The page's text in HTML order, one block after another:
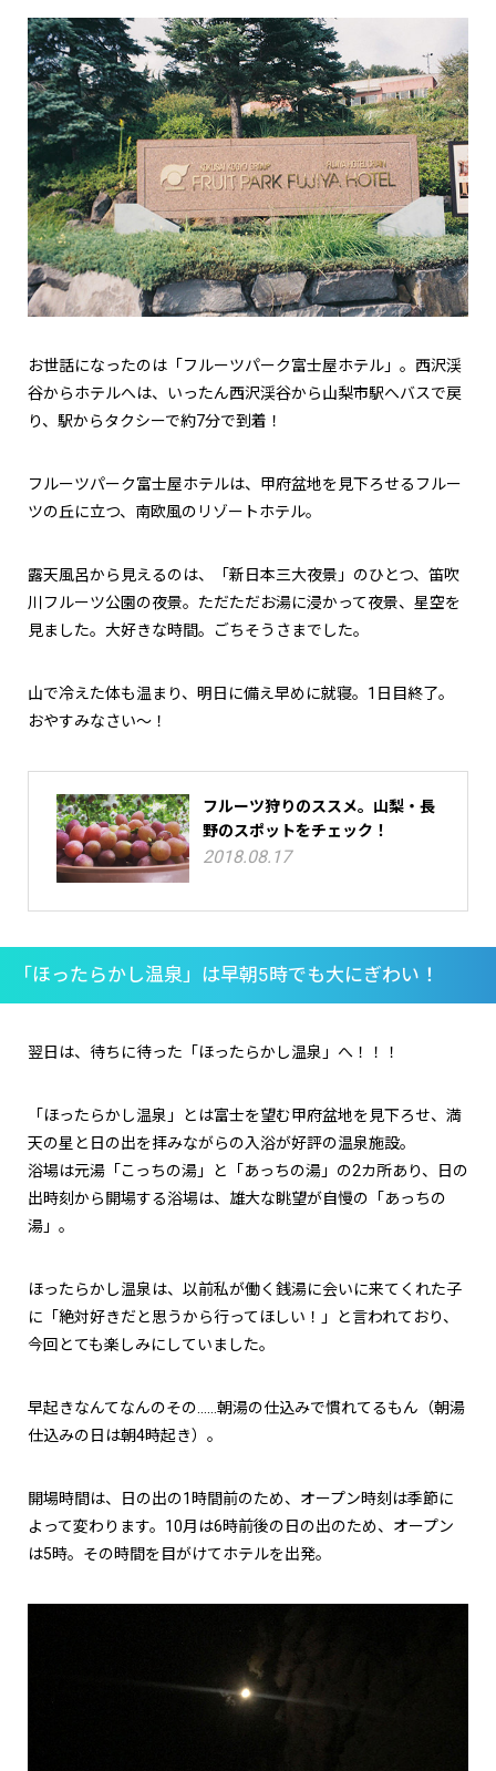
お世話になったのは「フルーツパーク富士屋ホテル」。西沢渓
谷からホテルへは、いったん西沢渓谷から山梨市駅へバスで戻
り、駅からタクシーで約7分で到着！
フルーツパーク富士屋ホテルは、甲府盆地を見下ろせるフルー
ツの丘に立つ、南欧風のリゾートホテル。
露天風呂から見えるのは、「新日本三大夜景」のひとつ、笛吹
川フルーツ公園の夜景。ただただお湯に浸かって夜景、星空を
見ました。大好きな時間。ごちそうさまでした。
山で冷えた体も温まり、明日に備え早めに就寝。1日目終了。
おやすみなさい～！
フルーツ狩りのススメ。山梨・長
野のスポットをチェック！
2018.08.17
「ほったらかし温泉」は早朝5時でも大にぎわい！
翌日は、待ちに待った「ほったらかし温泉」へ！！！
「ほったらかし温泉」とは富士を望む甲府盆地を見下ろせ、満
天の星と日の出を拝みながらの入浴が好評の温泉施設。
浴場は元湯「こっちの湯」と「あっちの湯」の2カ所あり、日の
出時刻から開場する浴場は、雄大な眺望が自慢の「あっちの
湯」。
ほったらかし温泉は、以前私が働く銭湯に会いに来てくれた子
に「絶対好きだと思うから行ってほしい！」と言われており、
今回とても楽しみにしていました。
早起きなんてなんのその……朝湯の仕込みで慣れてるもん（朝湯
仕込みの日は朝4時起き）。
開場時間は、日の出の1時間前のため、オープン時刻は季節に
よって変わります。10月は6時前後の日の出のため、オープン
は5時。その時間を目がけてホテルを出発。